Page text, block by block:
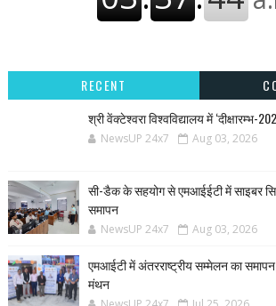
RECENT
श्री वेंक्टेश्वरा विश्वविद्यालय में ‘दीक्षारम्भ-
NewsUP 24x7 Aug 03, 2026
सी-डैक के सहयोग से एमआईईटी में साइबर
समापन
NewsUP 24x7 Aug 03, 2026
एमआईटी में अंतरराष्ट्रीय सम्मेलन का
मंथन